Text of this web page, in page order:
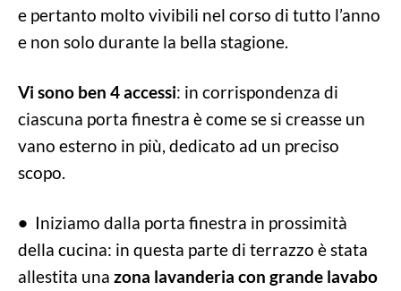
e pertanto molto vivibili nel corso di tutto l’anno
e non solo durante la bella stagione.
Vi sono ben 4 accessi: in corrispondenza di
ciascuna porta finestra è come se si creasse un
vano esterno in più, dedicato ad un preciso
scopo.
• Iniziamo dalla porta finestra in prossimità
della cucina: in questa parte di terrazzo è stata
allestita una zona lavanderia con grande lavabo